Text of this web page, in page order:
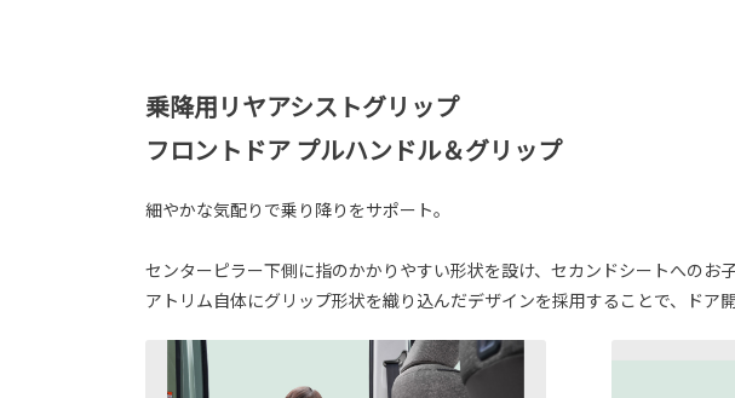
乗降用リヤアシストグリップ
フロントドア プルハンドル＆グリップ
細やかな気配りで乗り降りをサポート。
センターピラー下側に指のかかりやすい形状を設け、セカンドシートへの
アトリム自体にグリップ形状を織り込んだデザインを採用することで、ドア